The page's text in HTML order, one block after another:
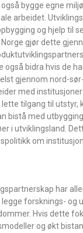
bygge egne
arbeidet.
og hjelp til
gjør dette
også bidra hvis de
gjennom nord-
med institusjoner
tilgang til utstyr,
bistå med
i utviklingsland.
om
har
forsknings- og
Hvis dette
og økt